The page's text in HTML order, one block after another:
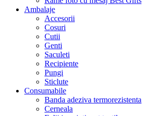
Ambalaje
Accesorii
Cosuri
Cutii
Genti
Saculeti
Recipiente
Pungi
Sticlute
Consumabile
Banda adeziva termorezistenta
Cerneala